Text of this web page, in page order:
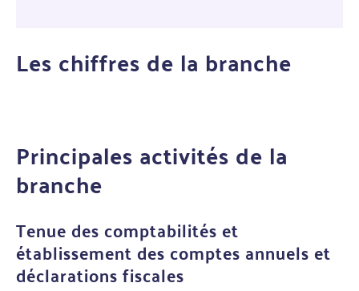
Les chiffres de la branche
Principales activités de la
branche
Tenue des comptabilités et
établissement des comptes annuels et
déclarations fiscales